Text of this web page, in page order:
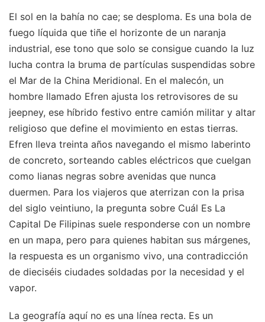
El sol en la bahía no cae; se desploma. Es una bola de
fuego líquida que tiñe el horizonte de un naranja
industrial, ese tono que solo se consigue cuando la luz
lucha contra la bruma de partículas suspendidas sobre
el Mar de la China Meridional. En el malecón, un
hombre llamado Efren ajusta los retrovisores de su
jeepney, ese híbrido festivo entre camión militar y altar
religioso que define el movimiento en estas tierras.
Efren lleva treinta años navegando el mismo laberinto
de concreto, sorteando cables eléctricos que cuelgan
como lianas negras sobre avenidas que nunca
duermen. Para los viajeros que aterrizan con la prisa
del siglo veintiuno, la pregunta sobre Cuál Es La
Capital De Filipinas suele responderse con un nombre
en un mapa, pero para quienes habitan sus márgenes,
la respuesta es un organismo vivo, una contradicción
de dieciséis ciudades soldadas por la necesidad y el
vapor.
La geografía aquí no es una línea recta. Es un